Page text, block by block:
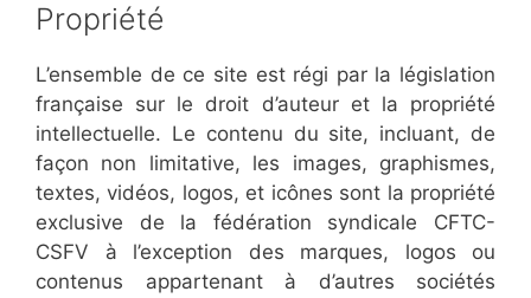
Propriété
L’ensemble de ce site est régi par la législation
française sur le droit d’auteur et la propriété
intellectuelle. Le contenu du site, incluant, de
façon non limitative, les images, graphismes,
textes, vidéos, logos, et icônes sont la propriété
exclusive de la fédération syndicale CFTC-
CSFV à l’exception des marques, logos ou
contenus appartenant à d’autres sociétés